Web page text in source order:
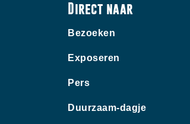
Direct naar
Bezoeken
Exposeren
Pers
Duurzaam-dagje